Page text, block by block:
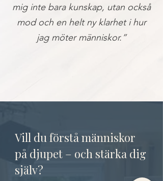
mig inte bara kunskap, utan också
mod och en helt ny klarhet i hur
jag möter människor.”
Vill du förstå människor
på djupet – och stärka dig
själv?